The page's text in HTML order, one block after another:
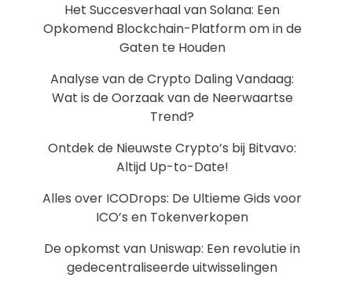
Het Succesverhaal van Solana: Een
Opkomend Blockchain-Platform om in de
Gaten te Houden
Analyse van de Crypto Daling Vandaag:
Wat is de Oorzaak van de Neerwaartse
Trend?
Ontdek de Nieuwste Crypto’s bij Bitvavo:
Altijd Up-to-Date!
Alles over ICODrops: De Ultieme Gids voor
ICO’s en Tokenverkopen
De opkomst van Uniswap: Een revolutie in
gedecentraliseerde uitwisselingen